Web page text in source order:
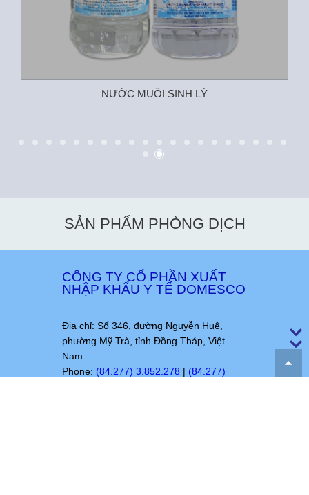
NƯỚC MUỐI SINH LÝ
SẢN PHẨM PHÒNG DỊCH
CÔNG TY CỔ PHẦN XUẤT
NHẬP KHẨU Y TẾ DOMESCO
Địa chỉ: Số 346, đường Nguyễn Huệ,
phường Mỹ Trà, tỉnh Đồng Tháp, Việt
Nam
Phone: (84.277) 3.852.278 | (84.277)